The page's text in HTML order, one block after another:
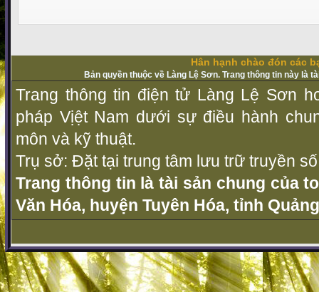
Hân hạnh chào đón các
Bản quyền thuộc về Làng Lệ Sơn. Trang thông tin này là
Trang thông tin điện tử Làng Lệ Sơn
pháp Vịệt Nam dưới sự điều hành
môn và kỹ thuật.
Trụ sở: Đặt tại trung tâm lưu trữ truyền
Trang thông tin là tài sản chung của
Văn Hóa, huyện Tuyên Hóa, tỉnh